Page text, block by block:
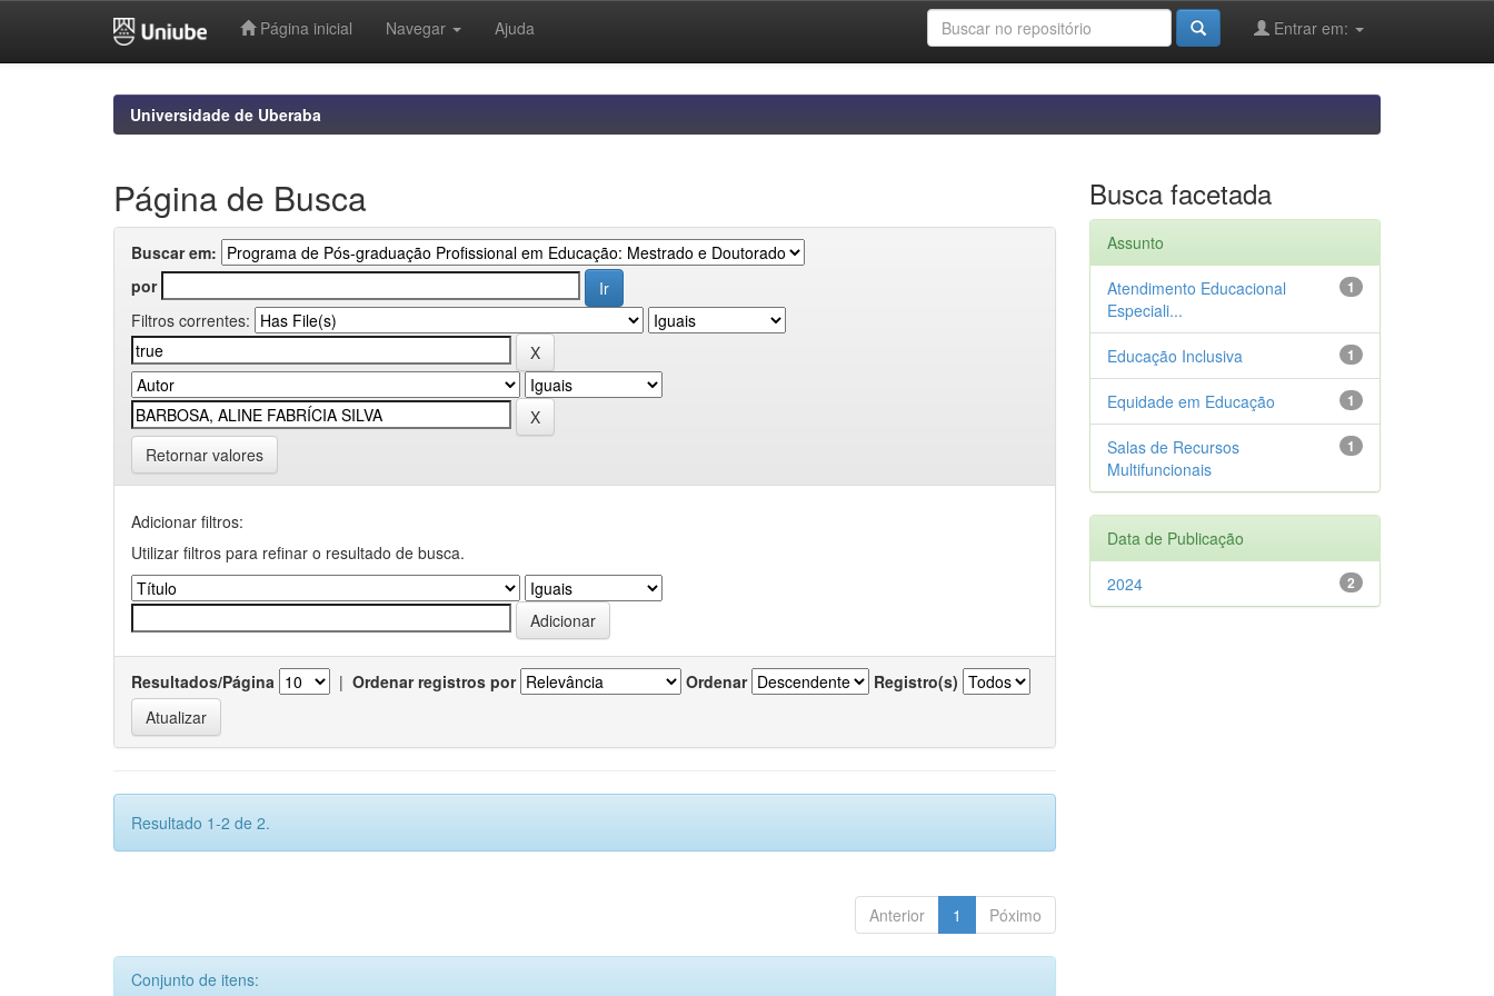
Página inicial Navegar Ajuda Entrar em:
Universidade de Uberaba
Página de Busca
Buscar em:
por
Filtros correntes:
Retornar valores
Adicionar filtros:
Utilizar filtros para refinar o resultado de busca.
Resultados/Página | Ordenar registros por Ordenar Registro(s)
Resultado 1-2 de 2.
Anterior 1 Póximo
Conjunto de itens:
Busca facetada
Assunto
1
Atendimento Educacional
Especiali...
1
Educação Inclusiva
1
Equidade em Educação
1
Salas de Recursos
Multifuncionais
Data de Publicação
2
2024